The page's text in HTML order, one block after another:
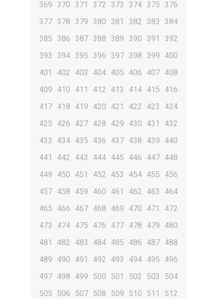
369 370 371 372 373 374 375 376
377 378 379 380 381 382 383
384
385
386 387 388 389 390 391
392
393
394 395 396 397 398 399
400
401
402 403 404 405 406 407 408
409
410 411 412 413 414 415
416
417 418 419 420 421 422 423
424
425
426 427 428 429 430 431
432
433
434 435 436 437 438 439
440
441
442 443 444 445 446 447 448
449
450 451 452 453 454 455
456
457 458 459 460 461 462 463
464
465
466 467 468 469 470 471
472
473
474 475 476 477 478 479
480
481
482 483 484 485 486 487 488
489
490 491 492 493 494 495
496
497 498 499 500 501 502 503
504
505
506 507 508 509 510 511
512